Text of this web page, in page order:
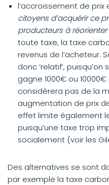
l’accroissement de prix
citoyens d’acquérir ce
producteurs à
toute taxe, la taxe
revenus de l’acheteur.
donc ‘relatif’,
gagne 1000€ ou
considèrera pas de la
augmentation de prix
effet limite également
puisqu’une taxe trop
socialement (voir les
Des alternatives se sont
par exemple la taxe